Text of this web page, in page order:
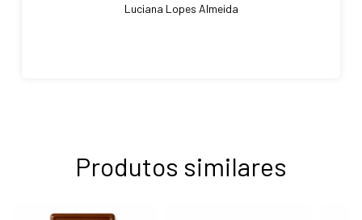
Luciana Lopes Almeida
Produtos similares